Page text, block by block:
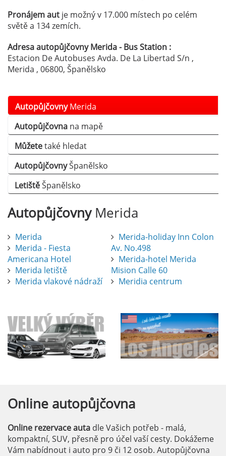
Pronájem aut je možný v 17.000 místech po celém
světě a 134 zemích.
Adresa autopůjčovny Merida - Bus Station :
Estacion De Autobuses Avda. De La Libertad S/n ,
Merida , 06800, Španělsko
AutopůjčovnyMerida
Autopůjčovna na mapě
Můžetetaké hledat
AutopůjčovnyŠpanělsko
LetištěŠpanělsko
AutopůjčovnyMerida
Merida
Merida - Fiesta
Americana Hotel
Merida letiště
Merida vlakové nádraží
Merida-holiday Inn Colon
Av. No.498
Merida-hotel Merida
Mision Calle 60
Meridia centrum
Online autopůjčovna
Online rezervace auta dle Vašich potřeb - malá,
kompaktní, SUV, přesně pro účel vaší cesty. Dokážeme
Vám nabídnout i auto pro 9 či 12 osob. Autopůjčovna